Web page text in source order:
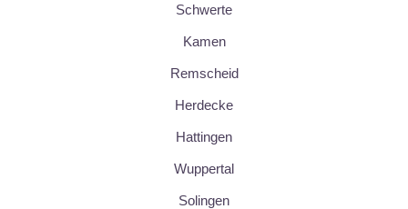
Schwerte
Kamen
Remscheid
Herdecke
Hattingen
Wuppertal
Solingen